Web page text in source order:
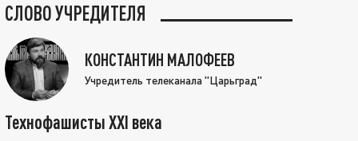
СЛОВО УЧРЕДИТЕЛЯ
КОНСТАНТИН МАЛОФЕЕВ
Учредитель телеканала "Царьград"
Технофашисты XXI века